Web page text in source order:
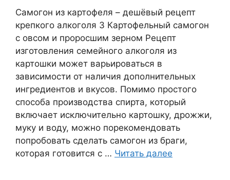
Самогон из картофеля – дешёвый рецепт
крепкого алкоголя 3 Картофельный самогон
с овсом и проросшим зерном Рецепт
изготовления семейного алкоголя из
картошки может варьироваться в
зависимости от наличия дополнительных
ингредиентов и вкусов. Помимо простого
способа производства спирта, который
включает исключительно картошку, дрожжи,
муку и воду, можно порекомендовать
попробовать сделать самогон из браги,
которая готовится с … Читать далее